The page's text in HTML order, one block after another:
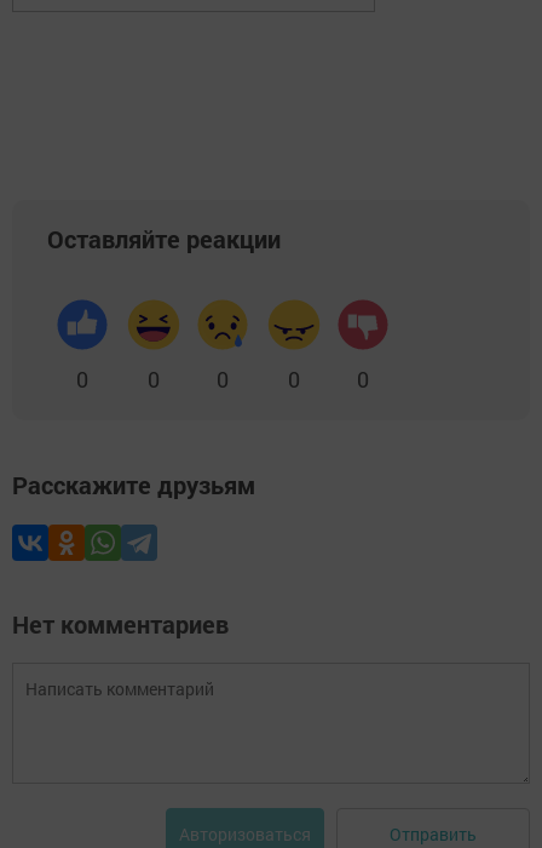
Оставляйте реакции
0 0 0 0 0
Расскажите друзьям
Нет комментариев
Авторизоваться Отправить